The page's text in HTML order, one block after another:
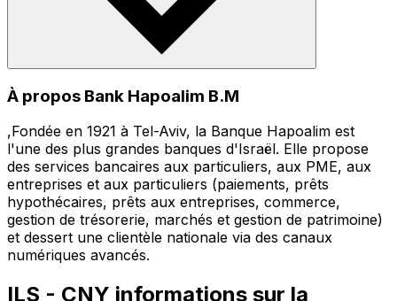
À propos Bank Hapoalim B.M
,Fondée en 1921 à Tel-Aviv, la Banque Hapoalim est
l'une des plus grandes banques d'Israël. Elle propose
des services bancaires aux particuliers, aux PME, aux
entreprises et aux particuliers (paiements, prêts
hypothécaires, prêts aux entreprises, commerce,
gestion de trésorerie, marchés et gestion de patrimoine)
et dessert une clientèle nationale via des canaux
numériques avancés.
ILS - CNY informations sur la